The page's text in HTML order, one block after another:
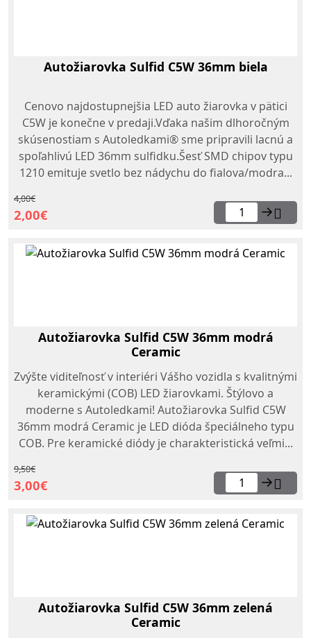
Autožiarovka Sulfid C5W 36mm biela
Cenovo najdostupnejšia LED auto žiarovka v pätici
C5W je konečne v predaji.Vďaka našim dlhoročným
skúsenostiam s Autoledkami® sme pripravili lacnú a
spoľahlivú LED 36mm sulfidku.Šesť SMD chipov typu
1210 emituje svetlo bez nádychu do fialova/modra...
4,00€
2,00€ →
Autožiarovka Sulfid C5W 36mm modrá
Ceramic
Zvýšte viditeľnosť v interiéri Vášho vozidla s kvalitnými
keramickými (COB) LED žiarovkami. Štýlovo a
moderne s Autoledkami! Autožiarovka Sulfid C5W
36mm modrá Ceramic je LED dióda špeciálneho typu
COB. Pre keramické diódy je charakteristická veľmi...
9,50€
3,00€ →
Autožiarovka Sulfid C5W 36mm zelená
Ceramic